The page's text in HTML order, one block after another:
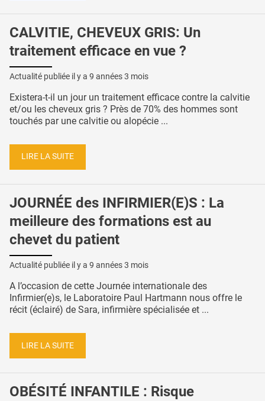
CALVITIE, CHEVEUX GRIS: Un
traitement efficace en vue ?
Actualité publiée il y a 9 années 3 mois
Existera-t-il un jour un traitement efficace contre la calvitie
et/ou les cheveux gris ? Près de 70% des hommes sont
touchés par une calvitie ou alopécie ...
LIRE LA SUITE
JOURNÉE des INFIRMIER(E)S : La
meilleure des formations est au
chevet du patient
Actualité publiée il y a 9 années 3 mois
A l’occasion de cette Journée internationale des
Infirmier(e)s, le Laboratoire Paul Hartmann nous offre le
récit (éclairé) de Sara, infirmière spécialisée et ...
LIRE LA SUITE
OBÉSITÉ INFANTILE : Risque